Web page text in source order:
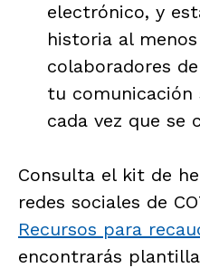
electrónico, y
historia al
colaboradores
tu comunicación
cada vez que se
Consulta el kit de
redes sociales de
Recursos para
encontrarás